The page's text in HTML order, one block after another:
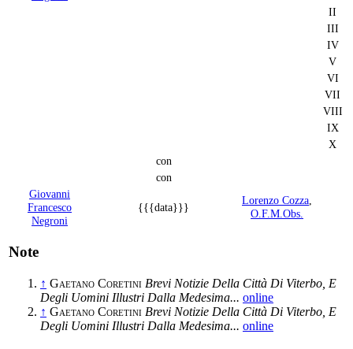
II
III
IV
V
VI
VII
VIII
IX
X
con
con
Giovanni
Francesco
Negroni
{{{data}}}
Lorenzo Cozza
O.F.M.Obs.
Note
↑ Gaetano Coretini Brevi Notizie Della Città Di Viterbo, E
Degli Uomini Illustri Dalla Medesima... online
↑ Gaetano Coretini Brevi Notizie Della Città Di Viterbo, E
Degli Uomini Illustri Dalla Medesima... online